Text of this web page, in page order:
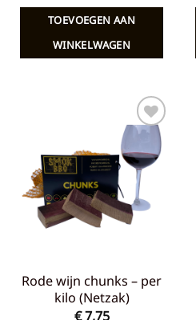
TOEVOEGEN AAN
WINKELWAGEN
Toevoegen
aan
verlanglijst
Rode wijn chunks – per
kilo (Netzak)
€7,75